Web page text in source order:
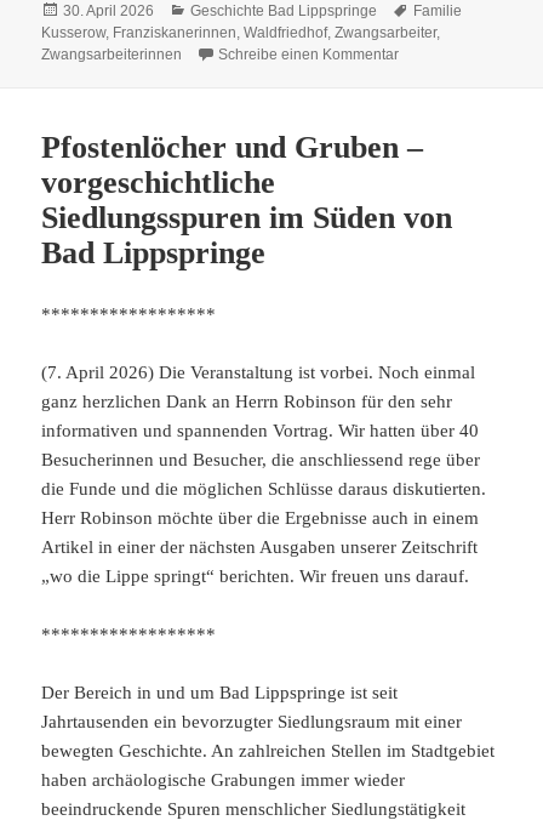
Veröffentlicht
am
30. April 2026 Kategorien
Geschichte Bad Lippspringe Schlagwörter
Familie
Kusserow, Franziskanerinnen,Waldfriedhof,Zwangsarbeiter,
Zwangsarbeiterinnen
Schreibe einen Kommentarzu Neue Info-Tafeln
Pfostenlöcher und Gruben –
vorgeschichtliche
Siedlungsspuren im Süden von
Bad Lippspringe
******************
(7. April 2026) Die Veranstaltung ist vorbei. Noch einmal
ganz herzlichen Dank an Herrn Robinson für den sehr
informativen und spannenden Vortrag. Wir hatten über 40
Besucherinnen und Besucher, die anschliessend rege über
die Funde und die möglichen Schlüsse daraus diskutierten.
Herr Robinson möchte über die Ergebnisse auch in einem
Artikel in einer der nächsten Ausgaben unserer Zeitschrift
„wo die Lippe springt“ berichten. Wir freuen uns darauf.
******************
Der Bereich in und um Bad Lippspringe ist seit
Jahrtausenden ein bevorzugter Siedlungsraum mit einer
bewegten Geschichte. An zahlreichen Stellen im Stadtgebiet
haben archäologische Grabungen immer wieder
beeindruckende Spuren menschlicher Siedlungstätigkeit